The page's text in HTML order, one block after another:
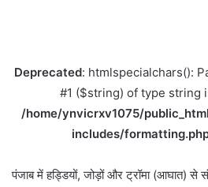
Deprecated: htmlspecialchars():
#1 ($string) of type string
/home/ynvicrxv1075/
includes/
पंजाब में हड्डियों, जोड़ों और ट्रॉमा (आघात) से